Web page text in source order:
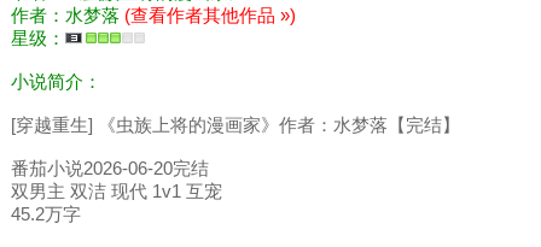
作者：水梦落 (查看作者其他作品 »)
星级：
小说简介：
[穿越重生] 《虫族上将的漫画家》作者：水梦落【完结】
番茄小说2026-06-20完结
双男主 双洁 现代 1v1 互宠
45.2万字